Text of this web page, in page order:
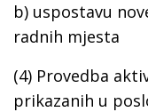
b) uspostavu
radnih mjesta
(4) Provedba
prikazanih u